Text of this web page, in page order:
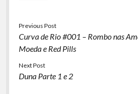
Previous Post
Curva de Rio #001 – Rombo nas
Moeda e Red Pills
Next Post
Duna Parte 1 e 2